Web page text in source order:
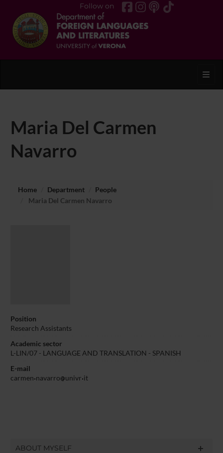
Follow on
Maria Del Carmen
Navarro
Home Department
People
Maria Del Carmen Navarro
Position
Research Assistants
Academic sector
L-LIN/07 - LANGUAGE AND TRANSLATION - SPANISH
E-mail
carmen navarro univr it
ABOUT MYSELF